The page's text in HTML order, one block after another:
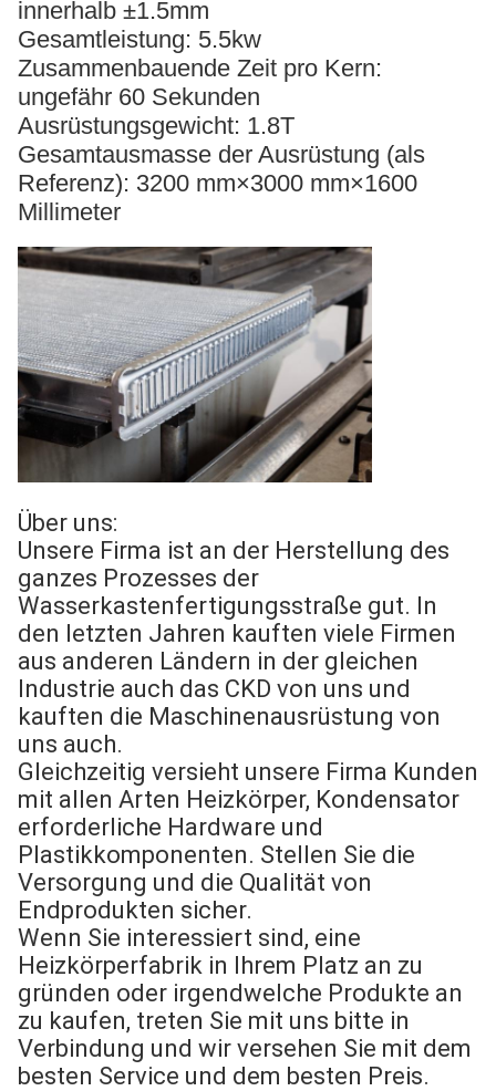
innerhalb ±1.5mm
Gesamtleistung: 5.5kw
Zusammenbauende Zeit pro Kern:
ungefähr 60 Sekunden
Ausrüstungsgewicht: 1.8T
Gesamtausmasse der Ausrüstung (als
Referenz): 3200 mm×3000 mm×1600
Millimeter
Über uns:
Unsere Firma ist an der Herstellung des
ganzes Prozesses der
Wasserkastenfertigungsstraße gut. In
den letzten Jahren kauften viele Firmen
aus anderen Ländern in der gleichen
Industrie auch das CKD von uns und
kauften die Maschinenausrüstung von
uns auch.
Gleichzeitig versieht unsere Firma Kunden
mit allen Arten Heizkörper, Kondensator
erforderliche Hardware und
Plastikkomponenten. Stellen Sie die
Versorgung und die Qualität von
Endprodukten sicher.
Wenn Sie interessiert sind, eine
Heizkörperfabrik in Ihrem Platz an zu
gründen oder irgendwelche Produkte an
zu kaufen, treten Sie mit uns bitte in
Verbindung und wir versehen Sie mit dem
besten Service und dem besten Preis.